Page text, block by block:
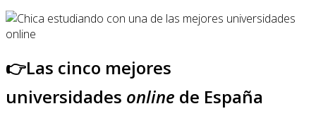
👉Las cinco mejores
universidades online de España